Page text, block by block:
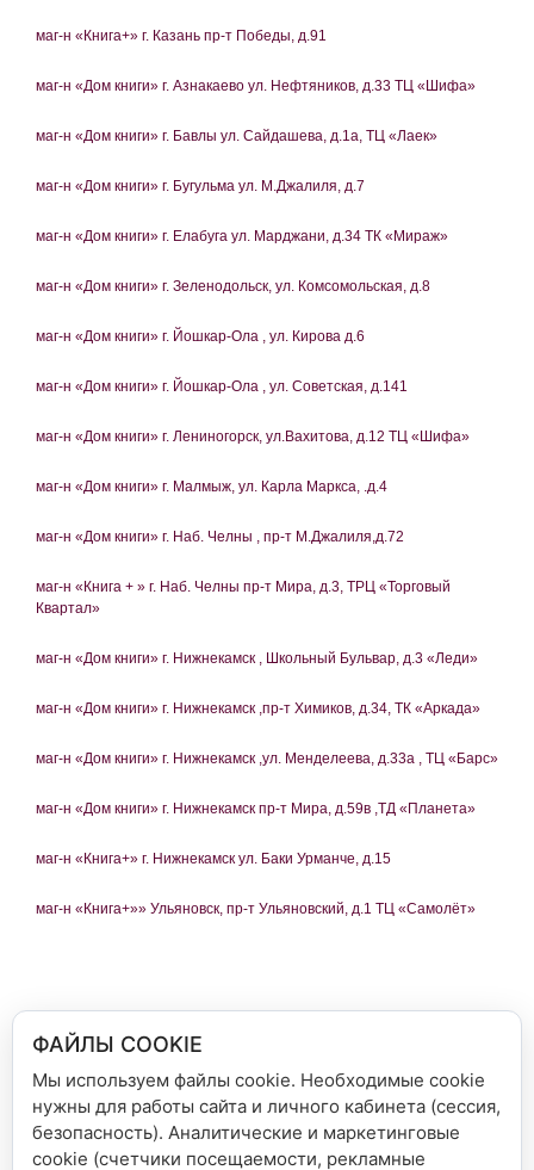
маг-н «Книга+» г. Казань пр-т Победы, д.91
маг-н «Дом книги» г. Азнакаево ул. Нефтяников, д.33 ТЦ «Шифа»
маг-н «Дом книги» г. Бавлы ул. Сайдашева, д.1а, ТЦ «Лаек»
маг-н «Дом книги» г. Бугульма ул. М.Джалиля, д.7
маг-н «Дом книги» г. Елабуга ул. Марджани, д.34 ТК «Мираж»
маг-н «Дом книги» г. Зеленодольск, ул. Комсомольская, д.8
маг-н «Дом книги» г. Йошкар-Ола , ул. Кирова д.6
маг-н «Дом книги» г. Йошкар-Ола , ул. Советская, д.141
маг-н «Дом книги» г. Лениногорск, ул.Вахитова, д.12 ТЦ «Шифа»
маг-н «Дом книги» г. Малмыж, ул. Карла Маркса, .д.4
маг-н «Дом книги» г. Наб. Челны , пр-т М.Джалиля,д.72
маг-н «Книга + » г. Наб. Челны пр-т Мира, д.3, ТРЦ «Торговый
Квартал»
маг-н «Дом книги» г. Нижнекамск , Школьный Бульвар, д.3 «Леди»
маг-н «Дом книги» г. Нижнекамск ,пр-т Химиков, д.34, ТК «Аркада»
маг-н «Дом книги» г. Нижнекамск ,ул. Менделеева, д.33а , ТЦ «Барс»
маг-н «Дом книги» г. Нижнекамск пр-т Мира, д.59в ,ТД «Планета»
маг-н «Книга+» г. Нижнекамск ул. Баки Урманче, д.15
маг-н «Книга+»» Ульяновск, пр-т Ульяновский, д.1 ТЦ «Самолёт»
Рубрики
Новости сети магазинов
Поздравь шоколадным подарком своего
ФАЙЛЫ COOKIE
Мы используем файлы cookie. Необходимые cookie
нужны для работы сайта и личного кабинета (сессия,
безопасность). Аналитические и маркетинговые
cookie (счетчики посещаемости, рекламные